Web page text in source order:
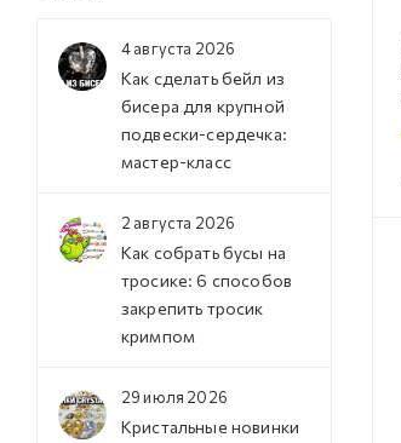
4 августа 2026
Как сделать бейл из
бисера для крупной
подвески-сердечка:
мастер-класс
2 августа 2026
Как собрать бусы на
тросике: 6 способов
закрепить тросик
кримпом
29 июля 2026
Кристальные новинки